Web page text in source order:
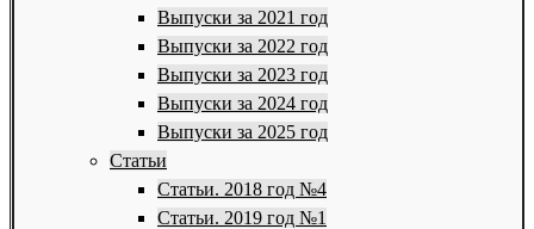
Выпуски за 2021 год
Выпуски за 2022 год
Выпуски за 2023 год
Выпуски за 2024 год
Выпуски за 2025 год
Статьи
Статьи. 2018 год №4
Статьи. 2019 год №1